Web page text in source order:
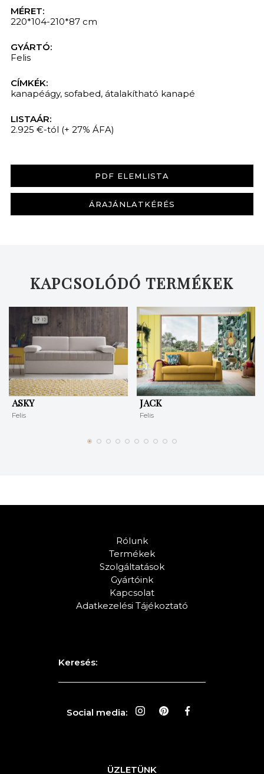
MÉRET:
220*104-210*87 cm
GYÁRTÓ:
Felis
CÍMKÉK:
kanapéágy, sofabed, átalakítható kanapé
LISTAÁR:
2.925 €-tól (+ 27% ÁFA)
PDF ELEMLISTA
ÁRAJÁNLATKÉRÉS
KAPCSOLÓDÓ TERMÉKEK
ASKY
Felis
JACK
Felis
Rólunk
Termékek
Szolgáltatások
Gyártóink
Kapcsolat
Adatkezelési Tájékoztató
Keresés:
Social media:
ÜZLETÜNK